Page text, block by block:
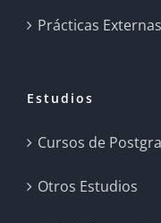
Prácticas Externas
Estudios
Cursos de
Otros Estudios